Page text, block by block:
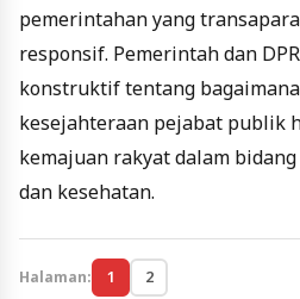
pemerintahan yang
responsif. Pemerintah dan
konstruktif tentang
kesejahteraan pejabat publik
kemajuan rakyat dalam
dan kesehatan.
Halaman: 1 2